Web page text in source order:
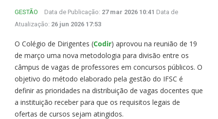
GESTÃO Data de Publicação: 27 mar 2026 10:41 Data de
Atualização: 26 jun 2026 17:53
O Colégio de Dirigentes (Codir) aprovou na reunião de 19
de março uma nova metodologia para divisão entre os
câmpus de vagas de professores em concursos públicos. O
objetivo do método elaborado pela gestão do IFSC é
definir as prioridades na distribuição de vagas docentes que
a instituição receber para que os requisitos legais de
ofertas de cursos sejam atingidos.